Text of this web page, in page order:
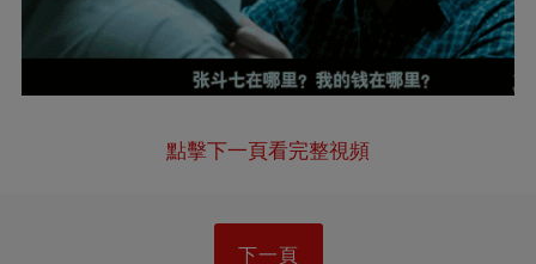
點擊下一頁看完整視頻
下一頁